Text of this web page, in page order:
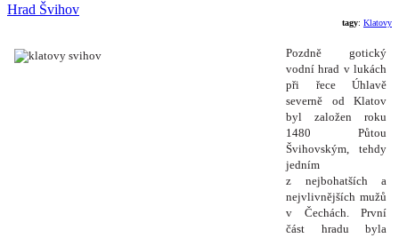
tagy: Klatovy
Hrad Švihov
Pozdně gotický
vodní hrad v lukách
při řece Úhlavě
severně od Klatov
byl založen roku
1480 Půtou
Švihovským, tehdy
jedním
z nejbohatších a
nejvlivnějších mužů
v Čechách. První
část hradu byla